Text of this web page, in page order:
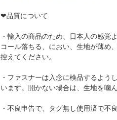
❤品質について
・輸入の商品のため、日本人の感
コール落ちる、におい、生地が薄め
控えてください。
・ファスナーは入念に検品するよ
います。開かない場合は、生地を噛
・不良申告で、タグ無し使用済で